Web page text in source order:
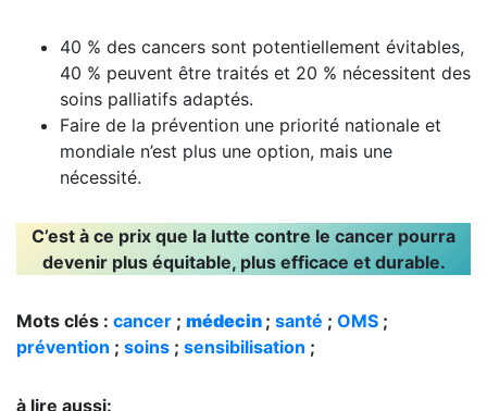
40 % des cancers sont potentiellement évitables,
40 % peuvent être traités et 20 % nécessitent des
soins palliatifs adaptés.
Faire de la prévention une priorité nationale et
mondiale n’est plus une option, mais une
nécessité.
C’est à ce prix que la lutte contre le cancer pourra
devenir plus équitable, plus efficace et durable.
Mots clés : cancer ; médecin ; santé ; OMS ;
prévention ; soins ; sensibilisation ;
à lire aussi: